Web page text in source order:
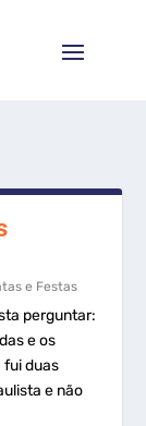
e Festas
perguntar:
e os
duas
e não